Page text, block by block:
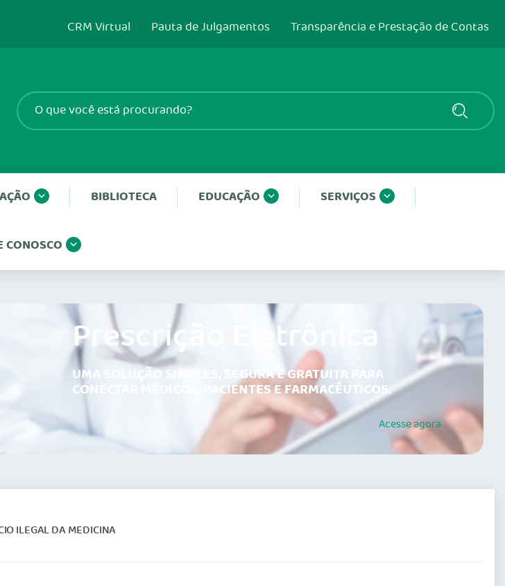
CRM Virtual Pauta de Julgamentos Transparência e Prestação de Contas
BIBLIOTECA EDUCAÇÃO SERVIÇOS
CONOSCO
Prescrição Eletrônica
UMA SOLUÇÃO SIMPLES, SEGURA E GRATUITA PARA
CONECTAR MÉDICOS, PACIENTES E FARMACÊUTICOS.
Acesseagora
ILEGAL DA MEDICINA